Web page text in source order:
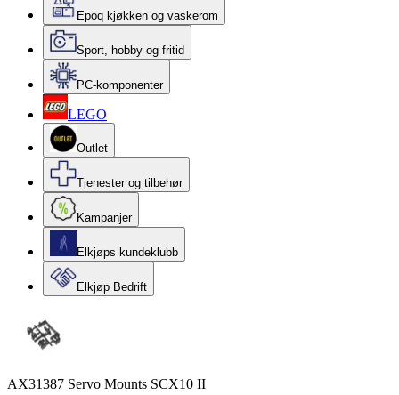
Epoq kjøkken og vaskerom
Sport, hobby og fritid
PC-komponenter
LEGO
Outlet
Tjenester og tilbehør
Kampanjer
Elkjøps kundeklubb
Elkjøp Bedrift
AX31387 Servo Mounts SCX10 II